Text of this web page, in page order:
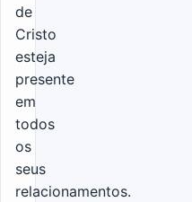
de
Cristo
esteja
presente
em
todos
os
seus
relacionamentos.